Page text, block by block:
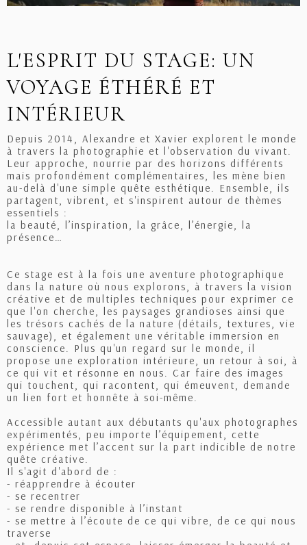
L'ESPRIT DU STAGE: UN
VOYAGE ÉTHÉRÉ ET
INTÉRIEUR
Depuis 2014, Alexandre et Xavier explorent le monde
à travers la photographie et l'observation du vivant.
Leur approche, nourrie par des horizons différents
mais profondément complémentaires, les mène bien
au-delà d'une simple quête esthétique. Ensemble, ils
partagent, vibrent, et s'inspirent autour de thèmes
essentiels :
la beauté, l’inspiration, la grâce, l’énergie, la
présence…
Ce stage est à la fois une aventure photographique
dans la nature où nous explorons, à travers la vision
créative et de multiples techniques pour exprimer ce
que l'on cherche, les paysages grandioses ainsi que
les trésors cachés de la nature (détails, textures, vie
sauvage), et également une véritable immersion en
conscience. Plus qu'un regard sur le monde, il
propose une exploration intérieure, un retour à soi, à
ce qui vit et résonne en nous. Car faire des images
qui touchent, qui racontent, qui émeuvent, demande
un lien fort et honnête à soi-même.
Accessible autant aux débutants qu'aux photographes
expérimentés, peu importe l’équipement, cette
expérience met l’accent sur la part indicible de notre
quête créative.
Il s'agit d'abord de :
- réapprendre à écouter
- se recentrer
- se rendre disponible à l’instant
- se mettre à l’écoute de ce qui vibre, de ce qui nous
traverse